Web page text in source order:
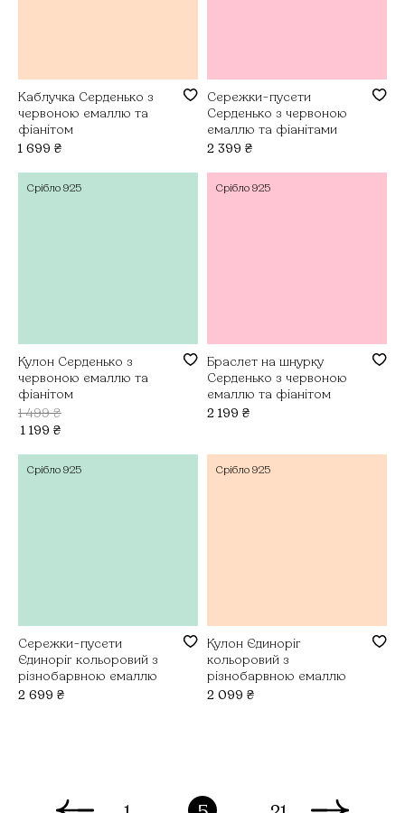
Каблучка Серденько з
червоною емаллю та
фіанітом
1 699 ₴
Сережки-пусети
Серденько з червоною
емаллю та фіанітами
2 399 ₴
Срібло 925
Кулон Серденько з
червоною емаллю та
фіанітом
1 499₴
1 199 ₴
Срібло 925
Браслет на шнурку
Серденько з червоною
емаллю та фіанітом
2 199 ₴
Срібло 925
Сережки-пусети
Єдиноріг кольоровий з
різнобарвною емаллю
2 699 ₴
Срібло 925
Кулон Єдиноріг
кольоровий з
різнобарвною емаллю
2 099 ₴